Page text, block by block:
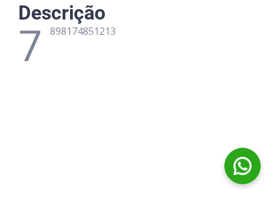
Descrição
7 898174851213